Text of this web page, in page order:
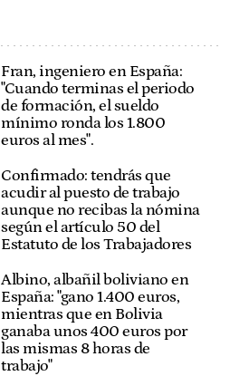
Fran, ingeniero en España:
"Cuando terminas el periodo
de formación, el sueldo
mínimo ronda los 1.800
euros al mes".
Confirmado: tendrás que
acudir al puesto de trabajo
aunque no recibas la nómina
según el artículo 50 del
Estatuto de los Trabajadores
Albino, albañil boliviano en
España: "gano 1.400 euros,
mientras que en Bolivia
ganaba unos 400 euros por
las mismas 8 horas de
trabajo"